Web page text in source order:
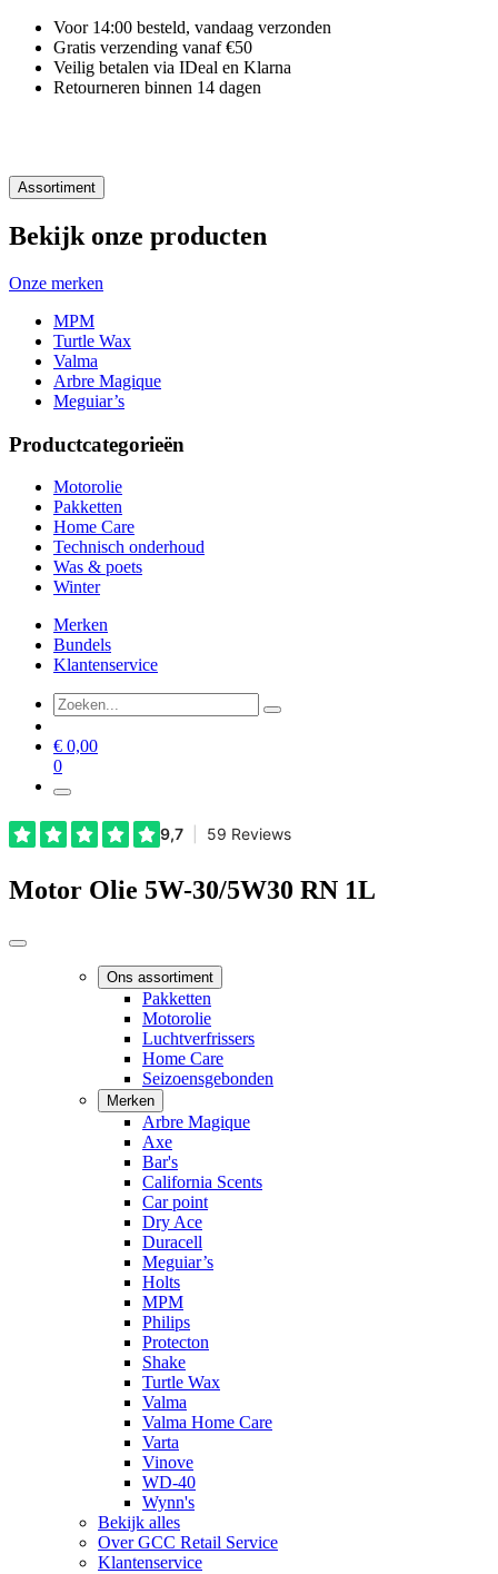
Voor 14:00 besteld, vandaag verzonden
Gratis verzending vanaf €50
Veilig betalen via IDeal en Klarna
Retourneren binnen 14 dagen
Assortiment
Bekijk onze producten
Onze merken
MPM
Turtle Wax
Valma
Arbre Magique
Meguiar’s
Productcategorieën
Motorolie
Pakketten
Home Care
Technisch onderhoud
Was & poets
Winter
Merken
Bundels
Klantenservice
€ 0,00
0
Motor Olie 5W-30/5W30 RN 1L
Ons assortiment
Pakketten
Motorolie
Luchtverfrissers
Home Care
Seizoensgebonden
Merken
Arbre Magique
Axe
Bar's
California Scents
Car point
Dry Ace
Duracell
Meguiar’s
Holts
MPM
Philips
Protecton
Shake
Turtle Wax
Valma
Valma Home Care
Varta
Vinove
WD-40
Wynn's
Bekijk alles
Over GCC Retail Service
Klantenservice